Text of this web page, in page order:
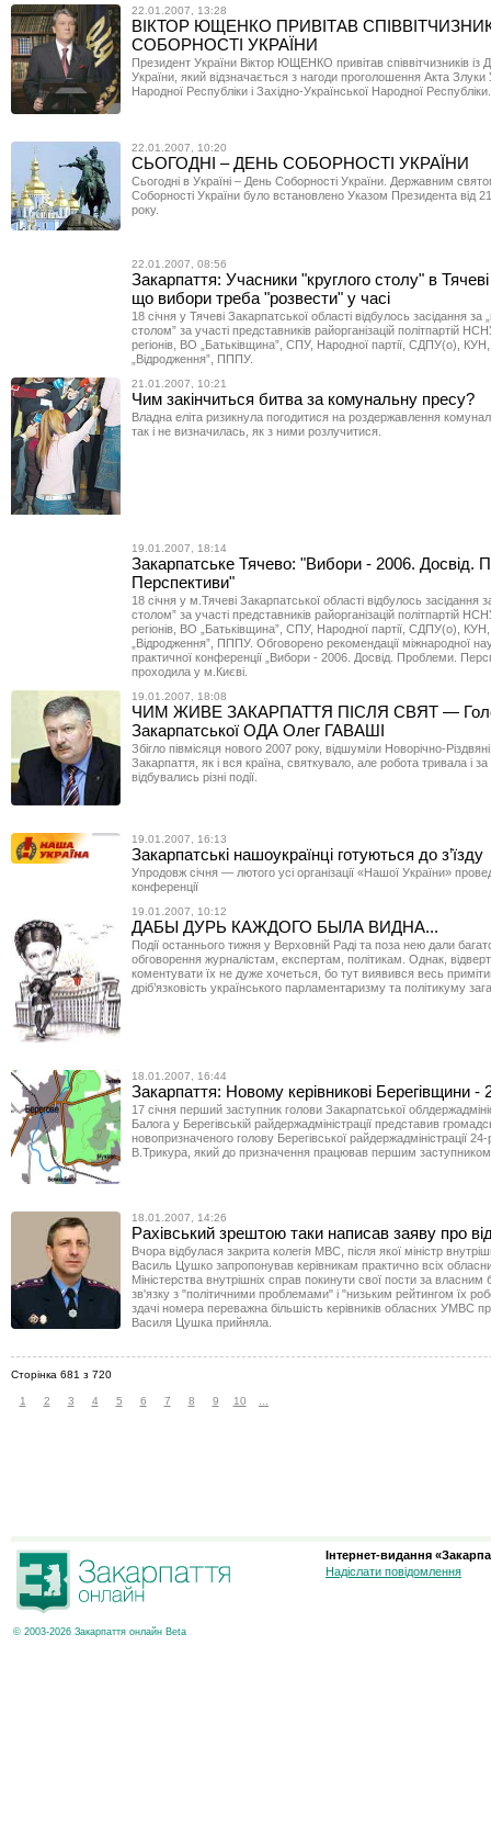
22.01.2007, 13:28
ВІКТОР ЮЩЕНКО ПРИВІТАВ
СОБОРНОСТІ УКРАЇНИ
Президент України Віктор ЮЩЕНКО привітав співвітчизників із
України, який відзначається з нагоди проголошення Акта Злуки
Народної Республіки і Західно-Української Народної Республіки.
22.01.2007, 10:20
СЬОГОДНІ – ДЕНЬ СОБОРНОСТІ УКРАЇНИ
Сьогодні в Україні – День Соборності України. Державним
Соборності України було встановлено Указом Президента від
року.
22.01.2007, 08:56
Закарпаття: Учасники "круглого столу" в
що вибори треба "розвести" у часі
18 січня у Тячеві Закарпатської області відбулось засідання за
столом” за участі представників райорганізацій політпартій
регіонів, ВО „Батьківщина”, СПУ, Народної партії, СДПУ(о),
„Відродження”, ПППУ.
21.01.2007, 10:21
Чим закінчиться битва за комунальну пресу?
Владна еліта ризикнула погодитися на роздержавлення
так і не визначилась, як з ними розлучитися.
19.01.2007, 18:14
Закарпатське Тячево: "Вибори - 2006. Досвід.
Перспективи"
18 січня у м.Тячеві Закарпатської області відбулось засідання
столом” за участі представників райорганізацій політпартій
регіонів, ВО „Батьківщина”, СПУ, Народної партії, СДПУ(о),
„Відродження”, ПППУ. Обговорено рекомендації міжнародної
практичної конференції „Вибори - 2006. Досвід. Проблеми.
проходила у м.Києві.
19.01.2007, 18:08
ЧИМ ЖИВЕ ЗАКАРПАТТЯ ПІСЛЯ СВЯТ —
Закарпатської ОДА Олег ГАВАШІ
Збігло півмісяця нового 2007 року, відшуміли Новорічно-
Закарпаття, як і вся країна, святкувало, але робота тривала і
відбувались різні події.
19.01.2007, 16:13
Закарпатські нашоукраїнці готуються до з’їзду
Упродовж січня — лютого усі організації «Нашої України»
конференції
19.01.2007, 10:12
ДАБЫ ДУРЬ КАЖДОГО БЫЛА ВИДНА...
Події останнього тижня у Верховній Раді та поза нею дали
обговорення журналістам, експертам, політикам. Однак,
коментувати їх не дуже хочеться, бо тут виявився весь
дріб’язковість українського парламентаризму та політикуму
18.01.2007, 16:44
Закарпаття: Новому керівникові Берегівщини -
17 січня перший заступник голови Закарпатської
Балога у Берегівській райдержадміністрації представив
новопризначеного голову Берегівської райдержадміністрації 24-
В.Трикура, який до призначення працював першим
18.01.2007, 14:26
Рахівський зрештою таки написав заяву про
Вчора відбулася закрита колегія МВС, після якої міністр
Василь Цушко запропонував керівникам практично всіх
Міністерства внутрішніх справ покинути свої пости за
зв'язку з "політичними проблемами" і "низьким рейтингом їх
здачі номера переважна більшість керівників обласних УМВС
Василя Цушка прийняла.
Сторінка 681 з 720
1 2 3 4 5 6 7 8 9 10
© 2003-2026 Закарпаття онлайн Beta
Інтернет-видання
Надіслати повідомлення